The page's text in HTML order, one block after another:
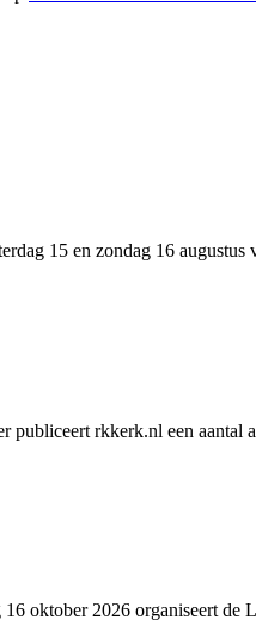
15 en zondag 16
rkkerk.nl een aantal
oktober 2026 organiseert